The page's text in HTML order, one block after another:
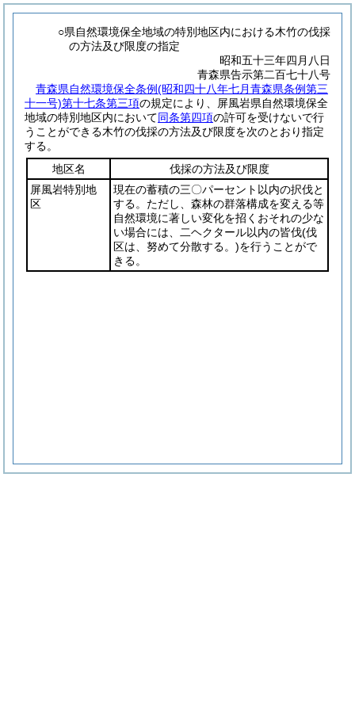
○県自然環境保全地域の特別地区内における木竹の伐採
の方法及び限度の指定
昭和五十三年四月八日
青森県告示第二百七十八号
青森県自然環境保全条例(昭和四十八年七月青森県条例第三
十一号)第十七条第三項の規定により、屏風岩県自然環境保全
地域の特別地区内において同条第四項の許可を受けないで行
うことができる木竹の伐採の方法及び限度を次のとおり指定
する。
地区名
伐採の方法及び限度
屏風岩特別地
区
現在の蓄積の三〇パーセント以内の択伐と
する。ただし、森林の群落構成を変える等
自然環境に著しい変化を招くおそれの少な
い場合には、二ヘクタール以内の皆伐(伐
区は、努めて分散する。)を行うことがで
きる。